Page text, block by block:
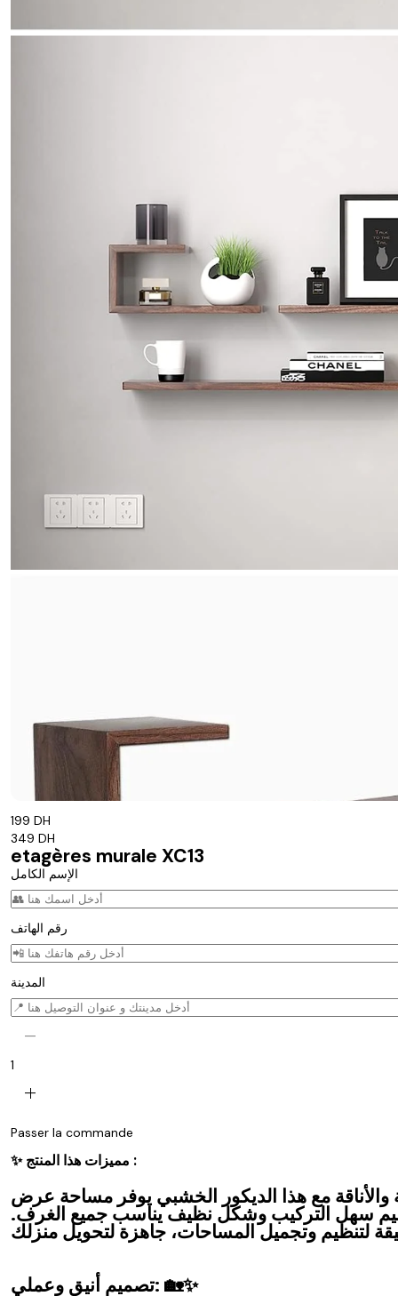
199 DH
349 DH
etagères murale XC13
الإسم الكامل
رقم الهاتف
المدينة
remove
1
add
Passer la commande
✨ مميزات هذا المنتج :
والأناقة مع هذا الديكور الخشبي يوفر مساحة عرض
سهل التركيب وشكل نظيف يناسب جميع الغرف.
تصميم أنيق وعملي: 🏡✨